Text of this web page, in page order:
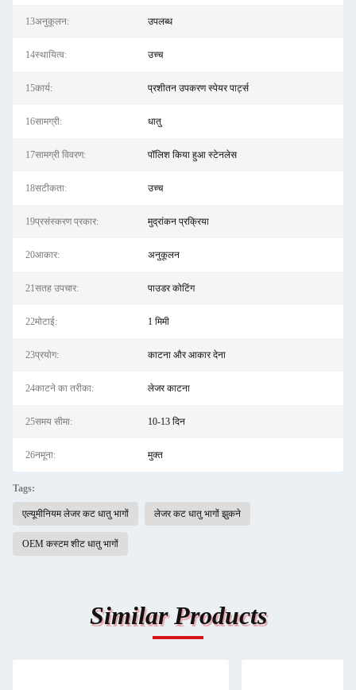
13अनुकूलन: उपलब्ध
14स्थायित्व: उच्च
15कार्य: प्रशीतन उपकरण स्पेयर पार्ट्स
16सामग्री: धातु
17सामग्री विवरण: पॉलिश किया हुआ स्टेनलेस
18सटीकता: उच्च
19प्रसंस्करण प्रकार: मुद्रांकन प्रक्रिया
20आकार: अनुकूलन
21सतह उपचार: पाउडर कोटिंग
22मोटाई: 1 मिमी
23प्रयोग: काटना और आकार देना
24काटने का तरीका: लेजर काटना
25समय सीमा: 10-13 दिन
26नमूना: मुक्त
Tags:
एल्यूमीनियम लेजर कट धातु भागों लेजर कट धातु भागों झुकने
OEM कस्टम शीट धातु भागों
Similar Products